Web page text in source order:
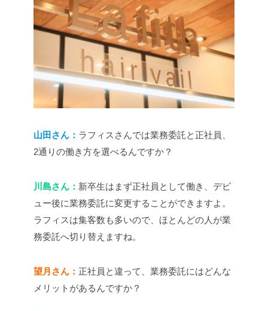
山田さん： ラフィスさんでは業務委託と正社員、
2通りの働き方を選べるんですか？
川島さん： 新卒生はまず正社員として働き、デビ
ュー後に業務委託に変更することができますよ。
ラフィスは集客数も多いので、ほとんどの人が業
務委託へ切り替えますね。
望月さん： 正社員と違って、業務委託にはどんな
メリットがあるんですか？